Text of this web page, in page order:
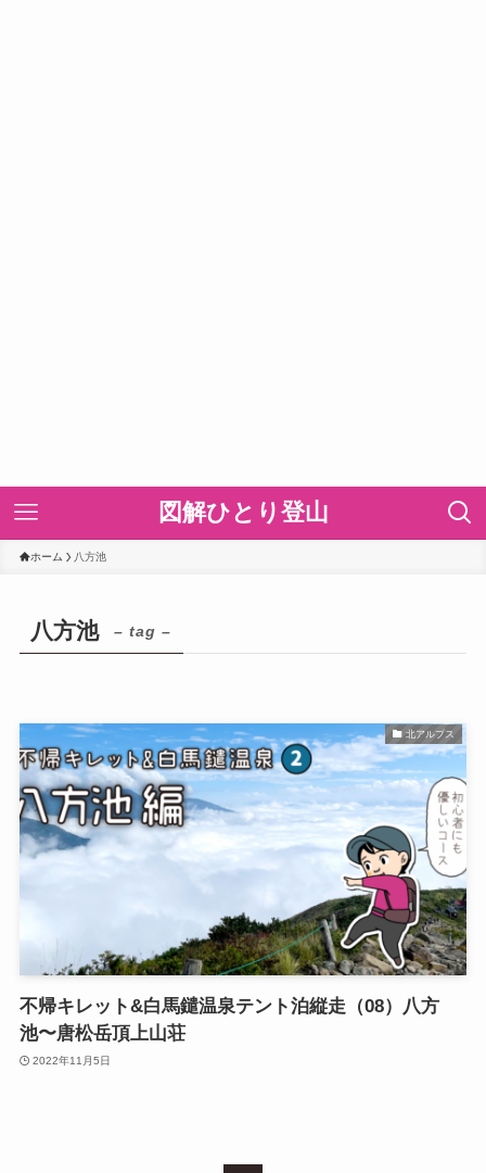
図解ひとり登山
ホーム 八方池
八方池 – tag –
北アルプス
不帰キレット&白馬鑓温泉テント泊縦走（08）八方
池〜唐松岳頂上山荘
2022年11月5日